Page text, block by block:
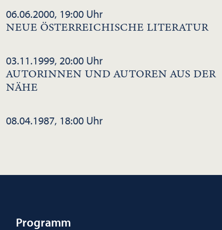
06.06.2000, 19:00 Uhr
NEUE ÖSTERREICHISCHE LITERATUR
03.11.1999, 20:00 Uhr
AUTORINNEN UND AUTOREN AUS DER
NÄHE
08.04.1987, 18:00 Uhr
Programm